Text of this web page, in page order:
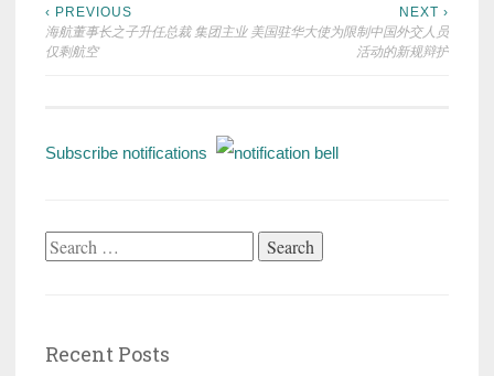
Post
navigation
‹ PREVIOUS
海航董事长之子升任总裁 集团主业
仅剩航空
NEXT ›
美国驻华大使为限制中国外交人员
活动的新规辩护
Subscribe notifications
Search
Recent Posts